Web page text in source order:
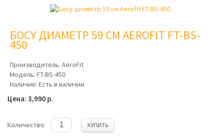
БОСУ ДИАМЕТР 59 СМ AEROFIT FT-BS-
450
Производитель: AeroFit
Модель: FT-BS-450
Наличие: Есть в наличии
Цена: 3,990 р.
Количество: КУПИТЬ